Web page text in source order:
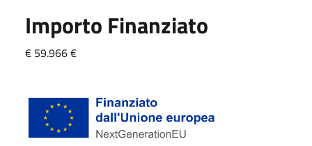
Importo Finanziato
€ 59.966 €